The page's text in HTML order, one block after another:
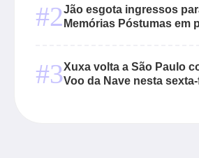
#2Jão esgota ingressos
Memórias Póstumas em
#3Xuxa volta a São Paulo
Voo da Nave nesta